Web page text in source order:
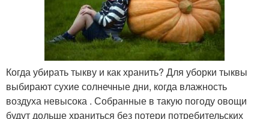
Когда убирать тыкву и как хранить? Для уборки тыквы
выбирают сухие солнечные дни, когда влажность
воздуха невысока . Собранные в такую погоду овощи
будут дольше храниться без потери потребительских